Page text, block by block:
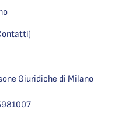
Giuridiche di Milano